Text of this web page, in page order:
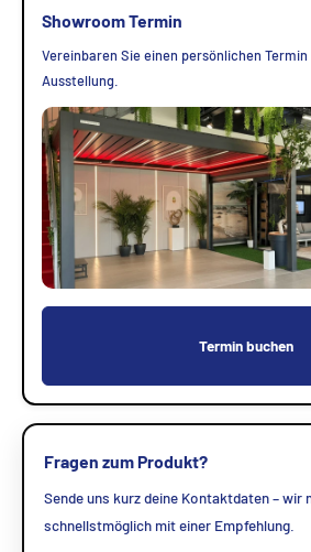
Showroom Termin
Vereinbaren Sie einen persönlichen
Ausstellung.
Termin buchen
Fragen zum Produkt?
Sende uns kurz deine Kontaktdaten – wir
schnellstmöglich mit einer Empfehlung.